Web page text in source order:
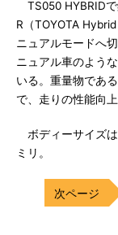
TS050 HYBRID
R（TOYOTA
ニュアルモードへ
ニュアル車のよう
いる。重量物であ
で、走りの性能向
ボディーサイズは
ミリ。